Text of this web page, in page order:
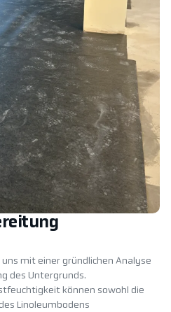
mit einer gründlichen Analyse
des Untergrunds.
können sowohl die
Linoleumbodens